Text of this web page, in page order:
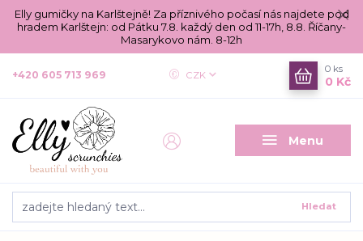
Elly gumičky na Karlštejně! Za příznivého počasí nás najdete pod
hradem Karlštejn: od Pátku 7.8. každý den od 11-17h, 8.8. Říčany-
Masarykovo nám. 8-12h
Menu
CZK
Hledat
+420 605 713 969
0 ks
0 Kč